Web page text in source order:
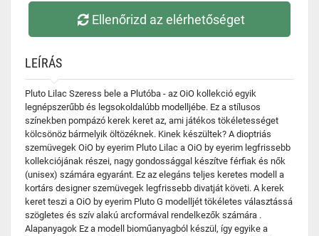
Ellenőrizd az elérhetőséget
LEÍRÁS
Pluto Lilac Szeress bele a Plutóba - az OiO kollekció egyik
legnépszerűbb és legsokoldalúbb modelljébe. Ez a stílusos
színekben pompázó kerek keret az, ami játékos tökéletességet
kölcsönöz bármelyik öltözéknek. Kinek készültek? A dioptriás
szemüvegek OiO by eyerim Pluto Lilac a OiO by eyerim legfrissebb
kollekciójának részei, nagy gondossággal készítve férfiak és nők
(unisex) számára egyaránt. Ez az elegáns teljes keretes modell a
kortárs designer szemüvegek legfrissebb divatját követi. A kerek
keret teszi a OiO by eyerim Pluto G modelljét tökéletes választássá
szögletes és szív alakú arcformával rendelkezők számára .
Alapanyagok Ez a modell bioműanyagból készül, így egyike a